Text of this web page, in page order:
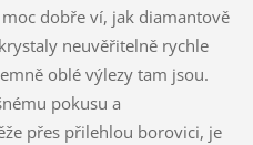
dobře ví, jak diamantově
neuvěřitelně rychle
oblé výlezy tam jsou.
pokusu a
přes přilehlou borovici, je